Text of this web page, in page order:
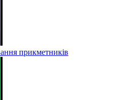
прикметників